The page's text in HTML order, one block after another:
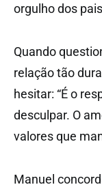
orgulho dos
Quando
relação tão
hesitar: “É o
desculpar. O
valores que
Manuel